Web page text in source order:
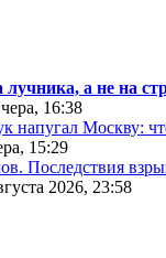
лучника, а не на
16:38
напугал Москву:
15:29
Последствия
2026, 23:58